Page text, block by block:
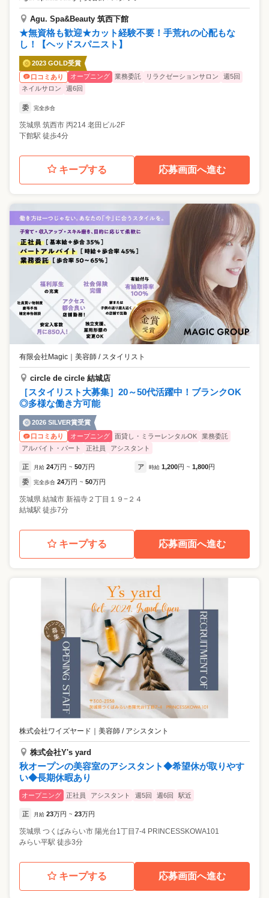
Agu. Spa&Beauty 筑西下館
★無資格も歓迎★カット経験不要！手荒れの心配もな
し！【ヘッドスパニスト】
2023 GOLD受賞
口コミあり
オープニング 業務委託 リラクゼーションサロン
週5回
ネイルサロン
週6回
委 完全歩合
茨城県 筑西市 丙214 老田ビル2F
下館駅 徒歩4分
キープする 応募画面へ進む
有限会社Magic 美容師 / スタイリスト
circle de circle 結城店
［スタイリスト大募集］20～50代活躍中！ブランクOK
◎多様な働き方可能
2026 SILVER賞受賞
口コミあり
オープニング 面貸し・ミラーレンタルOK
業務委託
アルバイト・パート
正社員 アシスタント
正 月給 24万円 ~ 50万円 ア 時給 1,200円 ~ 1,800円
委 完全歩合 24万円 ~ 50万円
茨城県 結城市 新福寺２丁目１９−２４
結城駅 徒歩7分
キープする 応募画面へ進む
株式会社ワイズヤード 美容師 / アシスタント
株式会社Y's yard
秋オープンの美容室のアシスタント◆希望休が取りやす
い◆長期休暇あり
オープニング 正社員 アシスタント 週5回 週6回 駅近
正 月給 23万円 ~ 23万円
茨城県 つくばみらい市 陽光台1丁目7-4 PRINCESSKOWA101
みらい平駅 徒歩3分
キープする 応募画面へ進む